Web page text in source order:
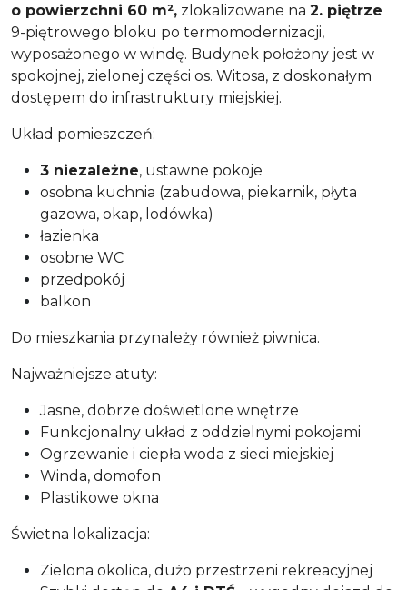
o powierzchni 60 m², zlokalizowane na 2. piętrze
9-piętrowego bloku po termomodernizacji,
wyposażonego w windę. Budynek położony jest w
spokojnej, zielonej części os. Witosa, z doskonałym
dostępem do infrastruktury miejskiej.
Układ pomieszczeń:
3 niezależne, ustawne pokoje
osobna kuchnia (zabudowa, piekarnik, płyta
gazowa, okap, lodówka)
łazienka
osobne WC
przedpokój
balkon
Do mieszkania przynależy również piwnica.
Najważniejsze atuty:
Jasne, dobrze doświetlone wnętrze
Funkcjonalny układ z oddzielnymi pokojami
Ogrzewanie i ciepła woda z sieci miejskiej
Winda, domofon
Plastikowe okna
Świetna lokalizacja:
Zielona okolica, dużo przestrzeni rekreacyjnej